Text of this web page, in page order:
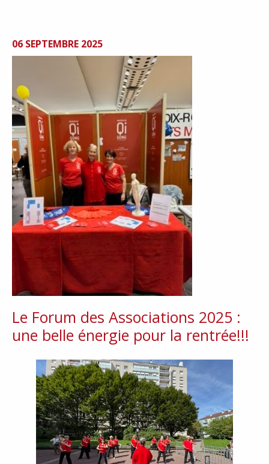
06 SEPTEMBRE 2025
Le Forum des Associations 2025 :
une belle énergie pour la rentrée!!!